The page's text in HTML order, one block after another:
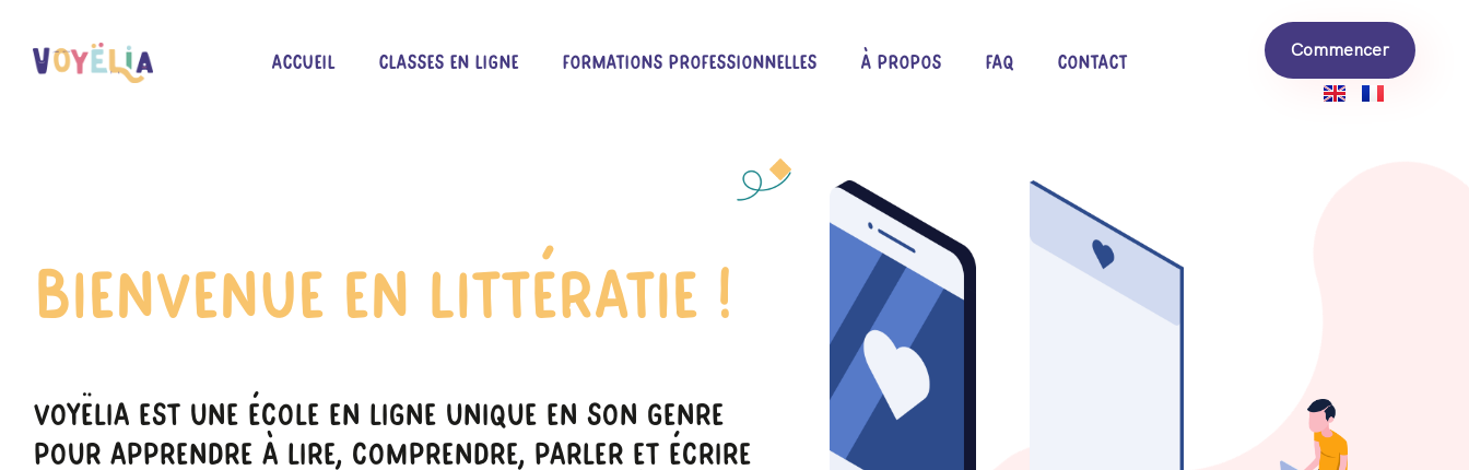
Accueil Classes en ligne Formations Professionnelles À propos FAQ Contact
Commencer
Bienvenue En Littératie !
Voyëlia Est Une École En Ligne Unique En Son Genre
Pour Apprendre À Lire, Comprendre, Parler Et Écrire